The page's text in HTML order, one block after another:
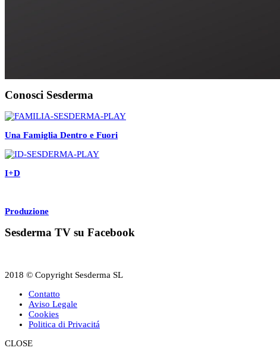
Conosci Sesderma
Una Famiglia Dentro e Fuori
I+D
Produzione
Sesderma TV su Facebook
2018 © Copyright Sesderma SL
Contatto
Aviso Legale
Cookies
Politica di Privacitá
CLOSE